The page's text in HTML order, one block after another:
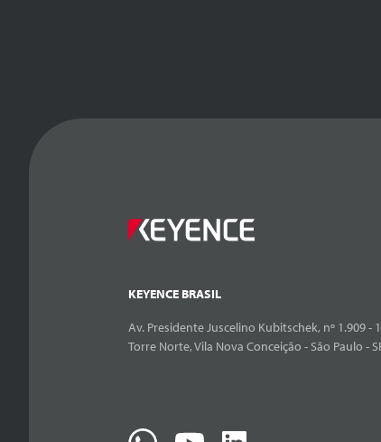
KEYENCE BRASIL
Av. Presidente Juscelino Kubitschek, nº 1.909 -
Torre Norte, Vila Nova Conceição - São Paulo -